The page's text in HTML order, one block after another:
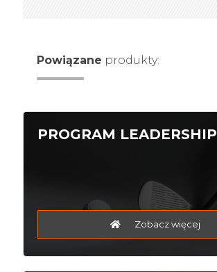
Powiązane produkty:
PROGRAM LEADERSHIP
Zobacz więcej